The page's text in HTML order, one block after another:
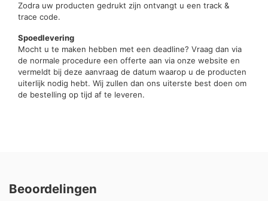
Zodra uw producten gedrukt zijn ontvangt u een track &
trace code.
Spoedlevering
Mocht u te maken hebben met een deadline? Vraag dan via
de normale procedure een offerte aan via onze website en
vermeldt bij deze aanvraag de datum waarop u de producten
uiterlijk nodig hebt. Wij zullen dan ons uiterste best doen om
de bestelling op tijd af te leveren.
Beoordelingen